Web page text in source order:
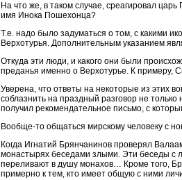
На что же, в таком случае, среагировал
имя Инока Пошехонца?
Т.е. надо было задуматься о том, с какими
Верхотурья. Дополнительным указанием
Откуда эти люди, и какого они были
преданья именно о Верхотурье. К примеру,
Уверена, что ответы на некоторые из этих
соблазнить на праздный разговор не
получил рекомендательное письмо, с
Вообще-то общаться мирскому человеку с
Когда Игнатий Брянчанинов проверял
монастырях беседами злыми. Эти беседы с
переливают в душу монахов… Кроме того,
примерно к тем, кто имеет общую с ними